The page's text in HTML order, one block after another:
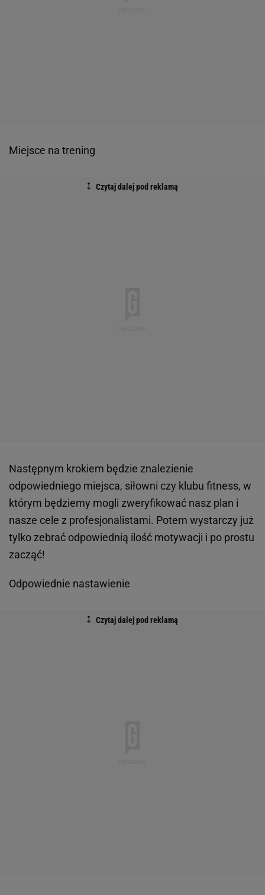
Miejsce na trening
Następnym krokiem będzie znalezienie
odpowiedniego miejsca, siłowni czy klubu fitness, w
którym będziemy mogli zweryfikować nasz plan i
nasze cele z profesjonalistami. Potem wystarczy już
tylko zebrać odpowiednią ilość motywacji i po prostu
zacząć!
Odpowiednie nastawienie